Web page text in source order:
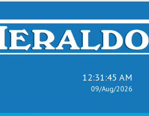
12:31:46 AM
09/Aug/2026